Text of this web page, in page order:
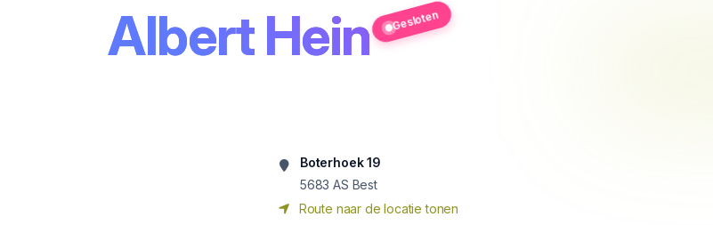
Albert Hein Gesloten
Boterhoek 19
5683 AS Best
Route naar de locatie tonen